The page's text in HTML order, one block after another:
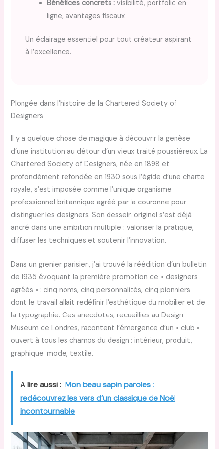
Bénéfices concrets : visibilité, portfolio en
ligne, avantages fiscaux
Un éclairage essentiel pour tout créateur aspirant
à l’excellence.
Plongée dans l’histoire de la Chartered Society of
Designers
Il y a quelque chose de magique à découvrir la genèse
d’une institution au détour d’un vieux traité poussiéreux. La
Chartered Society of Designers, née en 1898 et
profondément refondée en 1930 sous l’égide d’une charte
royale, s’est imposée comme l’unique organisme
professionnel britannique agréé par la couronne pour
distinguer les designers. Son dessein originel s’est déjà
ancré dans une ambition multiple : valoriser la pratique,
diffuser les techniques et soutenir l’innovation.
Dans un grenier parisien, j’ai trouvé la réédition d’un bulletin
de 1935 évoquant la première promotion de « designers
agréés » : cinq noms, cinq personnalités, cinq pionniers
dont le travail allait redéfinir l’esthétique du mobilier et de
la typographie. Ces anecdotes, recueillies au Design
Museum de Londres, racontent l’émergence d’un « club »
ouvert à tous les champs du design : intérieur, produit,
graphique, mode, textile.
A lire aussi : Mon beau sapin paroles :
redécouvrez les vers d’un classique de Noël
incontournable